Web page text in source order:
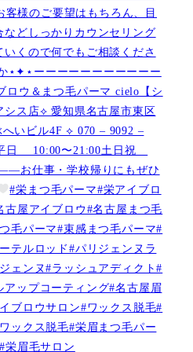
客様のご要望はもちろん、目
などしっかりカウンセリング
いくので何でもご相談くださ
⋆✦⋆ーーーーーーーーーーー
ウ＆まつ毛パーマ cielo【シ
シス店︎︎⟡ 愛知県名古屋市東区
いビル4F ︎︎⟡ 070 – 9092 –
日 10:00〜21:00土日祝
お仕事・学校帰りにもぜひ
#栄まつ毛パーマ#栄アイブロ
古屋アイブロウ#名古屋まつ毛
毛パーマ#束感まつ毛パーマ#
テルロッド#パリジェンヌラ
ェンヌ#ラッシュアディクト#
アップコーティング#名古屋眉
ブロウサロン#ワックス脱毛#
ックス脱毛#栄眉まつ毛パー
栄眉毛サロン